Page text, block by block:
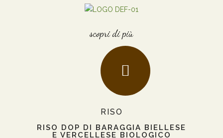
scopri di più
RISO
RISO DOP DI BARAGGIA BIELLESE
E VERCELLESE BIOLOGICO